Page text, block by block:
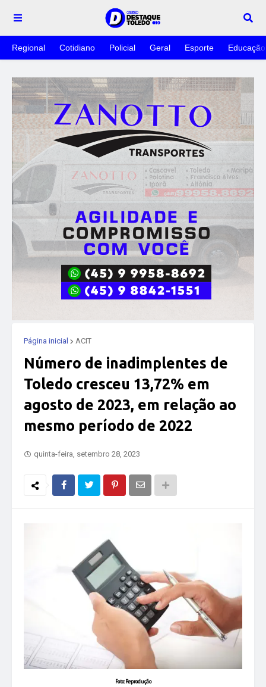
Regional Cotidiano Policial Geral Esporte Educação
Página inicial ACIT
Número de inadimplentes de
Toledo cresceu 13,72% em
agosto de 2023, em relação ao
mesmo período de 2022
quinta-feira, setembro 28, 2023
Foto: Reprodução